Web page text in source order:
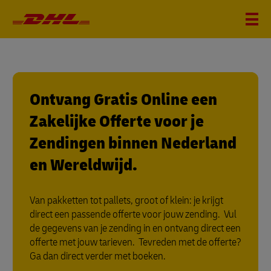
Ontvang Gratis Online een
Zakelijke Offerte voor je
Zendingen binnen Nederland
en Wereldwijd.
Van pakketten tot pallets, groot of klein: je krijgt
direct een passende offerte voor jouw zending. Vul
de gegevens van je zending in en ontvang direct een
offerte met jouw tarieven. Tevreden met de offerte?
Ga dan direct verder met boeken.